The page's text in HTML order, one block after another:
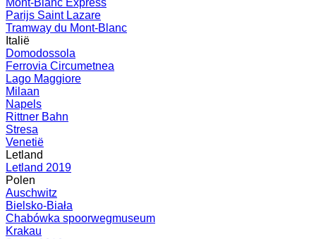
Mont-Blanc Express
Parijs Saint Lazare
Tramway du Mont-Blanc
Italië
Domodossola
Ferrovia Circumetnea
Lago Maggiore
Milaan
Napels
Rittner Bahn
Stresa
Venetië
Letland
Letland 2019
Polen
Auschwitz
Bielsko-Biała
Chabówka spoorwegmuseum
Krakau